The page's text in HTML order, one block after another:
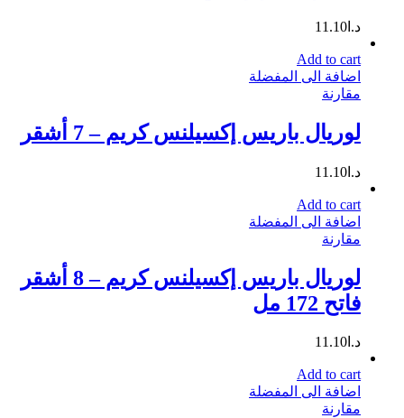
د.ا 11.10
Add to cart
اضافة الى المفضلة
مقارنة
لوريال باريس إكسيلنس كريم – 7 أشقر
د.ا 11.10
Add to cart
اضافة الى المفضلة
مقارنة
لوريال باريس إكسيلنس كريم – 8 أشقر
فاتح 172 مل
د.ا 11.10
Add to cart
اضافة الى المفضلة
مقارنة